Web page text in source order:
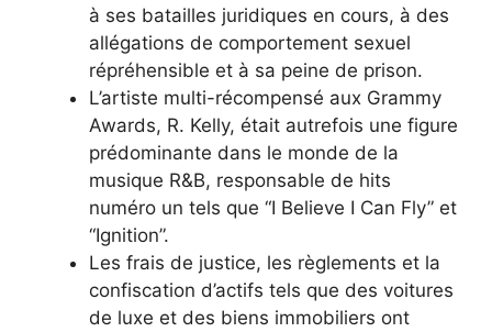
à ses batailles juridiques en cours, à des
allégations de comportement sexuel
répréhensible et à sa peine de prison.
L’artiste multi-récompensé aux Grammy
Awards, R. Kelly, était autrefois une figure
prédominante dans le monde de la
musique R&B, responsable de hits
numéro un tels que “I Believe I Can Fly” et
“Ignition”.
Les frais de justice, les règlements et la
confiscation d’actifs tels que des voitures
de luxe et des biens immobiliers ont